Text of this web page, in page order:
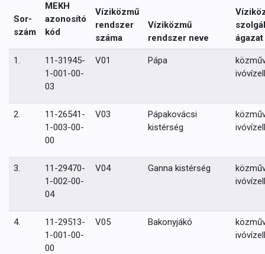
Sor-
szám
MEKH
azonosító
kód
Víziközmű
rendszer
száma
Víziközmű
rendszer neve
ágazat
1.
11-31945-
1-001-00-
03
V01 Pápa
2.
11-26541-
1-003-00-
00
V03
Pápakovácsi
kistérség
3.
11-29470-
1-002-00-
04
V04 Ganna kistérség
4.
11-29513-
1-001-00-
00
V05 Bakonyjákó